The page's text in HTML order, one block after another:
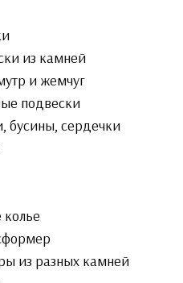
из камней
и жемчуг
подвески
бусины, сердечки
из разных камней